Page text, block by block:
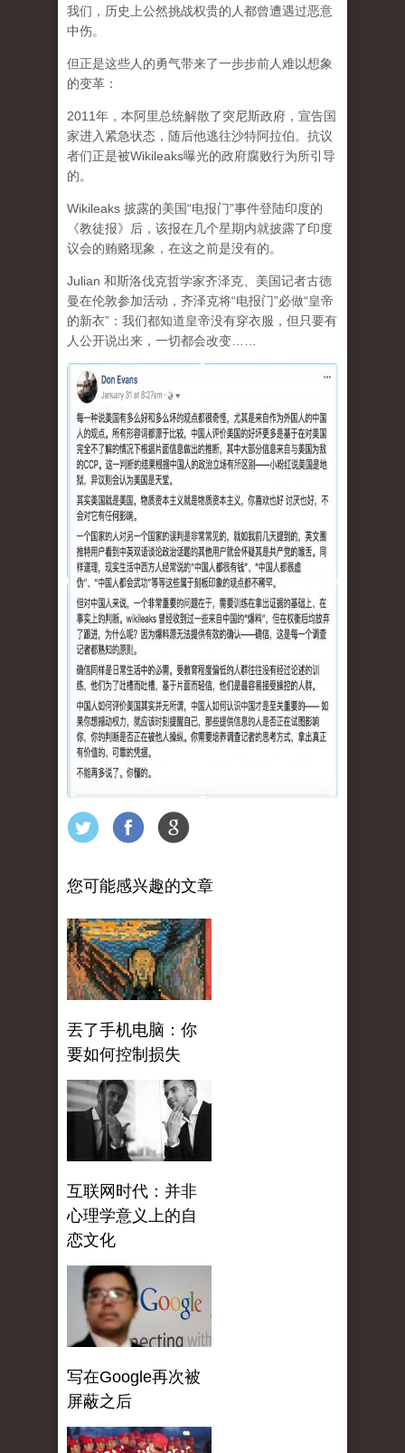
我们，历史上公然挑战权贵的人都曾遭遇过恶意
中伤。
但正是这些人的勇气带来了一步步前人难以想象
的变革：
2011年，本阿里总统解散了突尼斯政府，宣告国
家进入紧急状态，随后他逃往沙特阿拉伯。抗议
者们正是被Wikileaks曝光的政府腐败行为所引导
的。
Wikileaks 披露的美国“电报门”事件登陆印度的
《教徒报》后，该报在几个星期内就披露了印度
议会的贿赂现象，在这之前是没有的。
Julian 和斯洛伐克哲学家齐泽克、美国记者古德
曼在伦敦参加活动，齐泽克将“电报门”必做“皇帝
的新衣”：我们都知道皇帝没有穿衣服，但只要有
人公开说出来，一切都会改变……
您可能感兴趣的文章
丟了手机电脑：你
要如何控制损失
互联网时代：并非
心理学意义上的自
恋文化
写在Google再次被
屏蔽之后